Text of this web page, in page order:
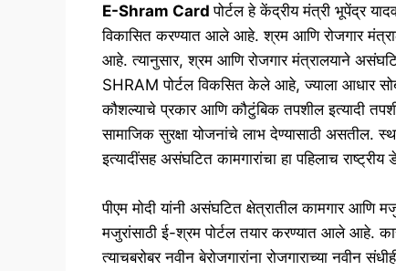
E-Shram Cardपोर्टल हे केंद्रीय मंत्री भूपेंद्र
विकासित करण्यात आले आहे. श्रम आणि रोजगार
आहे. त्यानुसार, श्रम आणि रोजगार मंत्रालयाने
SHRAM पोर्टल विकसित केले आहे, ज्याला आधार
कौशल्याचे प्रकार आणि कौटुंबिक तपशील इत्यादी
सामाजिक सुरक्षा योजनांचे लाभ देण्यासाठी असतील.
इत्यादींसह असंघटित कामगारांचा हा पहिलाच
पीएम मोदी यांनी असंघटित क्षेत्रातील कामगार आणि
मजुरांसाठी ई-श्रम पोर्टल तयार करण्यात आले आहे.
त्याचबरोबर नवीन बेरोजगारांना रोजगाराच्या नवीन